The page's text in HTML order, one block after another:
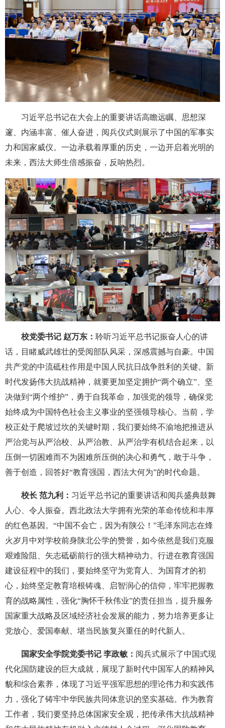
习近平总书记在大会上的重要讲话高瞻远瞩、思想深
邃、内涵丰富、催人奋进，阅兵仪式则展示了中国的军事实
力和国家威仪。一边承载着厚重的历史，一边开启着光明的
未来，西法大师生倍感振奋，反响热烈。
校党委书记 赵万东： 聆听习近平总书记振奋人心的讲
话，目睹威武雄壮的受阅部队风采，深感震撼与自豪。中国
共产党的中流砥柱作用是中国人民抗日战争胜利的关键。新
时代发扬伟大抗战精神，就要更加坚定拥护“两个确立”、坚
决做到“两个维护”，勇于自我革命，加强党的领导，确保党
始终成为中国特色社会主义事业的坚强领导核心。当前，学
校正处于爬坡过坎的关键时期，我们要始终不渝地把推进从
严治党与从严治校、从严治教、从严治学有机结合起来，以
压倒一切困难而不为困难所压倒的决心和勇气，敢于斗争，
善于创造，回答好“教育强国，西法大何为”的时代命题。
校长 范九利： 习近平总书记的重要讲话和阅兵盛典鼓舞
人心、令人振奋。西北政法大学拥有光荣的革命传统和丰厚
的红色基因。“中国不会亡，因为有陕公！”毛泽东同志在烽
火岁月中对学校前身陕北公学的赞誉，如今依然是我们克服
艰难险阻、矢志砥砺前行的强大精神动力。行进在教育强国
建设征程中的我们，要始终坚守为党育人、为国育才的初
心，始终坚定教育培根铸魂、启智润心的信仰，牢牢把握教
育的战略属性，强化“胸怀千秋伟业”的责任担当，提升服务
国家重大战略及区域经济社会发展的能力，努力培养更多让
党放心、爱国奉献、堪当民族复兴重任的时代新人。
国家安全学院党委书记 李政敏： 阅兵式展示了中国式现
代化国防建设的巨大成就，展现了新时代中国军人的精神风
貌和综合素养，体现了习近平强军思想的理论伟力和实践伟
力，强化了铸牢中华民族共同体意识的坚实基础。作为教育
工作者，我们要坚持总体国家安全观，把传承伟大抗战精神